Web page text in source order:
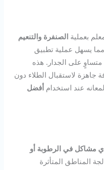
بعملية
الصنفرة والتنعيم
مما يسهل عملية تطبيق
متساوٍ على الجدار. هذه
جاهزة لاستقبال الطلاء دون
عند استخدام أفضل
مشاكل في الرطوبة أو
المناطق المتأثرة